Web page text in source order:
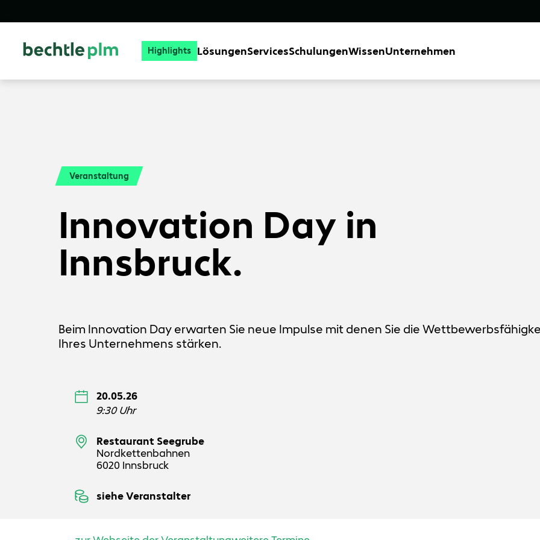
Highlights LösungenServicesSchulungenWissenUnternehmen
Veranstaltung
Innovation Day in
Innsbruck.
Beim Innovation Day erwarten Sie neue Impulse mit denen Sie die
Ihres Unternehmens stärken.
20.05.26
9:30 Uhr
Restaurant Seegrube
Nordkettenbahnen
6020 Innsbruck
siehe Veranstalter